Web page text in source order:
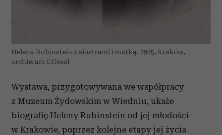
Helena Rubinstein z siostrami i matką, 1905, Kraków,
archiwum L'Oreal
Wystawa, przygotowywana we współpracy
z Muzeum Żydowskim w Wiedniu, ukaże
biografię Heleny Rubinstein od jej młodości
w Krakowie, poprzez kolejne etapy jej życia